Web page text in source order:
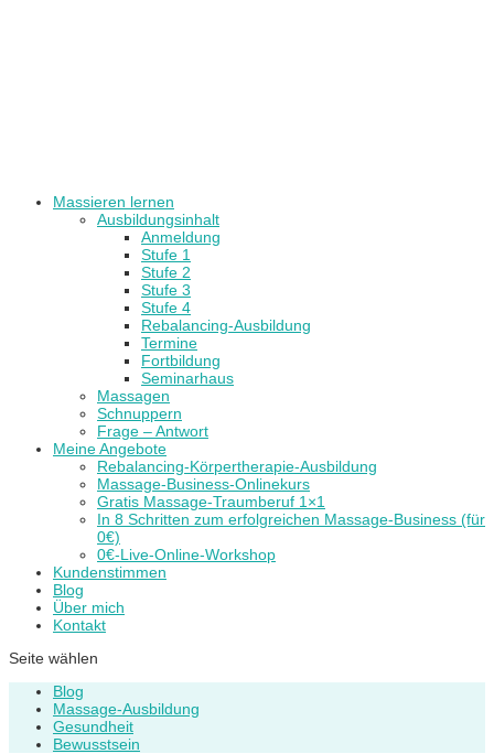
Massieren lernen
Ausbildungsinhalt
Anmeldung
Stufe 1
Stufe 2
Stufe 3
Stufe 4
Rebalancing-Ausbildung
Termine
Fortbildung
Seminarhaus
Massagen
Schnuppern
Frage – Antwort
Meine Angebote
Rebalancing-Körpertherapie-Ausbildung
Massage-Business-Onlinekurs
Gratis Massage-Traumberuf 1×1
In 8 Schritten zum erfolgreichen Massage-Business (für
0€)
0€-Live-Online-Workshop
Kundenstimmen
Blog
Über mich
Kontakt
Seite wählen
Blog
Massage-Ausbildung
Gesundheit
Bewusstsein